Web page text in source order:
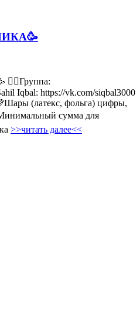
Iqbal: https://vk.com/siqbal3000
(латекс, фольга) цифры,
сумма для
>>читать далее<<